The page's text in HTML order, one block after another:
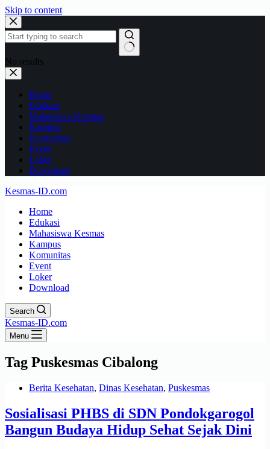
Skip to content
No results
Home
Edukasi
Mahasiswa Kesmas
Kampus
Komunitas
Event
Loker
Download
Kesmas-ID.com
Home
Edukasi
Mahasiswa Kesmas
Kampus
Komunitas
Event
Loker
Download
Search
Kesmas-ID.com
Menu
Tag Puskesmas Cibalong
Berita Kesehatan, Dinas Kesehatan, Puskesmas
Sosialisasi PHBS di SDN Pondokgarogol
Bangun Budaya Hidup Sehat Sejak Dini